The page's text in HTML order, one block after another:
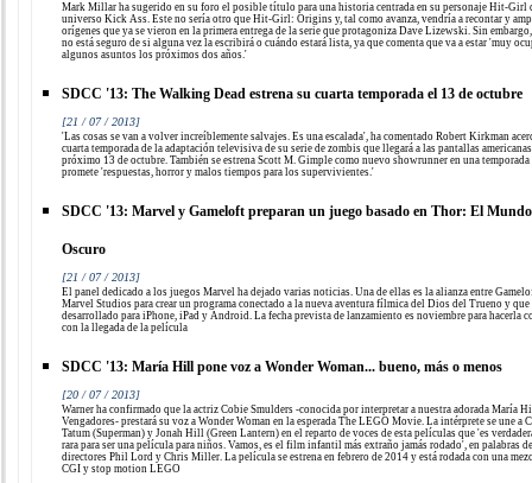
Mark Millar ha sugerido en su foro el posible título para una historia centrada en su personaje Hit-Girl
universo Kick Ass. Este no sería otro que Hit-Girl: Origins y, tal como avanza, vendría a recontar y
orígenes que ya se vieron en la primera entrega de la serie que protagoniza Dave Lizewski. Sin
no está seguro de si alguna vez la escribirá o cuándo estará lista, ya que comenta que va a estar 'muy
algunos asuntos los próximos dos años.'
SDCC '13: The Walking Dead estrena su cuarta temporada el 13 de octubre
[21 / 07 / 2013]
'Las cosas se van a volver increíblemente salvajes. Es una escalada', ha comentado Robert Kirkman
cuarta temporada de la adaptación televisiva de su serie de zombis que llegará a las pantallas
próximo 13 de octubre. También se estrena Scott M. Gimple como nuevo showrunner en una temporada
promete 'respuestas, horror y malos tiempos para los supervivientes.'
SDCC '13: Marvel y Gameloft preparan un juego basado en Thor: El Mundo
Oscuro
[21 / 07 / 2013]
El panel dedicado a los juegos Marvel ha dejado varias noticias. Una de ellas es la alianza entre
Marvel Studios para crear un programa conectado a la nueva aventura fílmica del Dios del Trueno y que
desarrollado para iPhone, iPad y Android. La fecha prevista de lanzamiento es noviembre para hacerla
con la llegada de la película
SDCC '13: María Hill pone voz a Wonder Woman... bueno, más o menos
[20 / 07 / 2013]
Warner ha confirmado que la actriz Cobie Smulders -conocida por interpretar a nuestra adorada María
Vengadores- prestará su voz a Wonder Woman en la esperada The LEGO Movie. La intérprete se une a
Tatum (Superman) y Jonah Hill (Green Lantern) en el reparto de voces de esta películas que 'es
rara para ser una película para niños. Vamos, es el film infantil más extraño jamás rodado', en palabras
directores Phil Lord y Chris Miller. La película se estrena en febrero de 2014 y está rodada con una
CGI y stop motion LEGO